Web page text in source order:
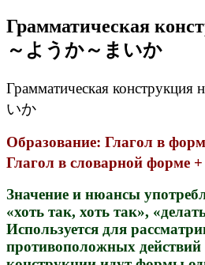
Грамматическая
～ようか～まいか
Грамматическая конструкция
いか
Образование: Глагол в
Глагол в словарной форме
Значение и нюансы
«хоть так, хоть так»,
Используется для
противоположных действий